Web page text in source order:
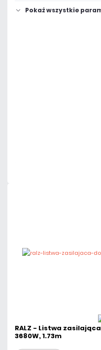
Pokaż wszystkie
RALZ - Listwa
3680W, 1.73m